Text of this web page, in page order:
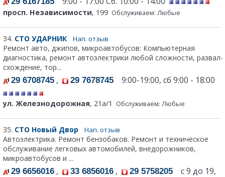
просп. Независимости, 199 Обслуживаем: Любые
34. СТО УДАРНИК Нап. отзыв
Ремонт авто, джипов, микроавтобусов: Компьютерная
диагностика, ремонт автоэлектрики любой сложности, развал-
схождение, тор...
29 6708745 , 29 7678745 9:00-19:00, сб 9:00 - 18:00
ул. Железнодорожная, 21а/1 Обслуживаем: Любые
35. СТО Новый Двор Нап. отзыв
Автоэлектрика. Ремонт бензобаков. Ремонт и техническое
обслуживание легковых автомобилей, внедорожников,
микроавтобусов и ...
29 6656016 , 33 6856016 , 29 5758205 с 9 до 19,